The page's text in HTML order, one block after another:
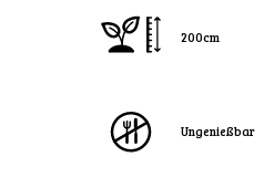
200cm
Ungenießbar